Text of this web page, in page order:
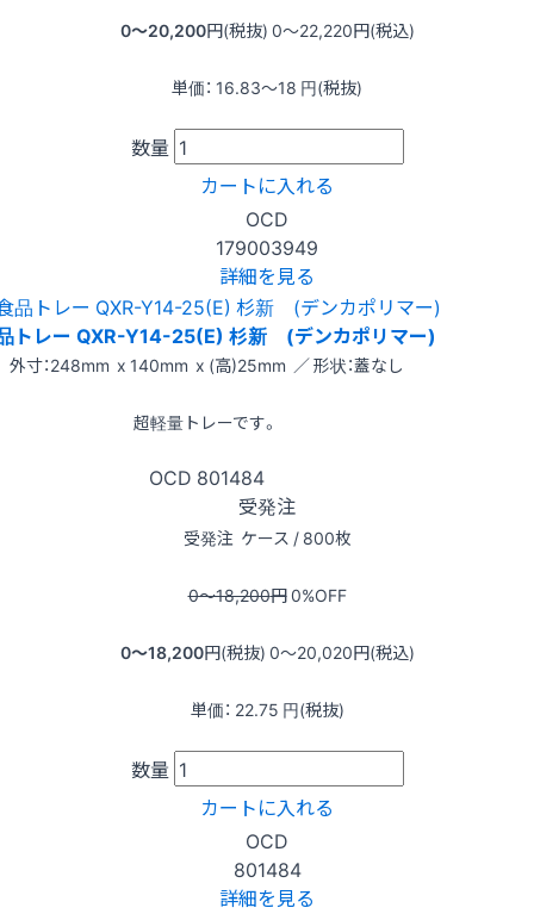
0〜20,200円(税抜) 0〜22,220円(税込)
単価： 16.83〜18 円(税抜)
数量
カートに入れる
OCD
179003949
詳細を見る
トレー QXR-Y14-25(E) 杉新 (デンカポリマー)
外寸：248mm x 140mm x (高)25mm ／ 形状：蓋なし
超軽量トレーです。
OCD 801484
受発注
受発注 ケース / 800枚
0〜18,200円0%OFF
0〜18,200円(税抜) 0〜20,020円(税込)
単価： 22.75 円(税抜)
数量
カートに入れる
OCD
801484
詳細を見る